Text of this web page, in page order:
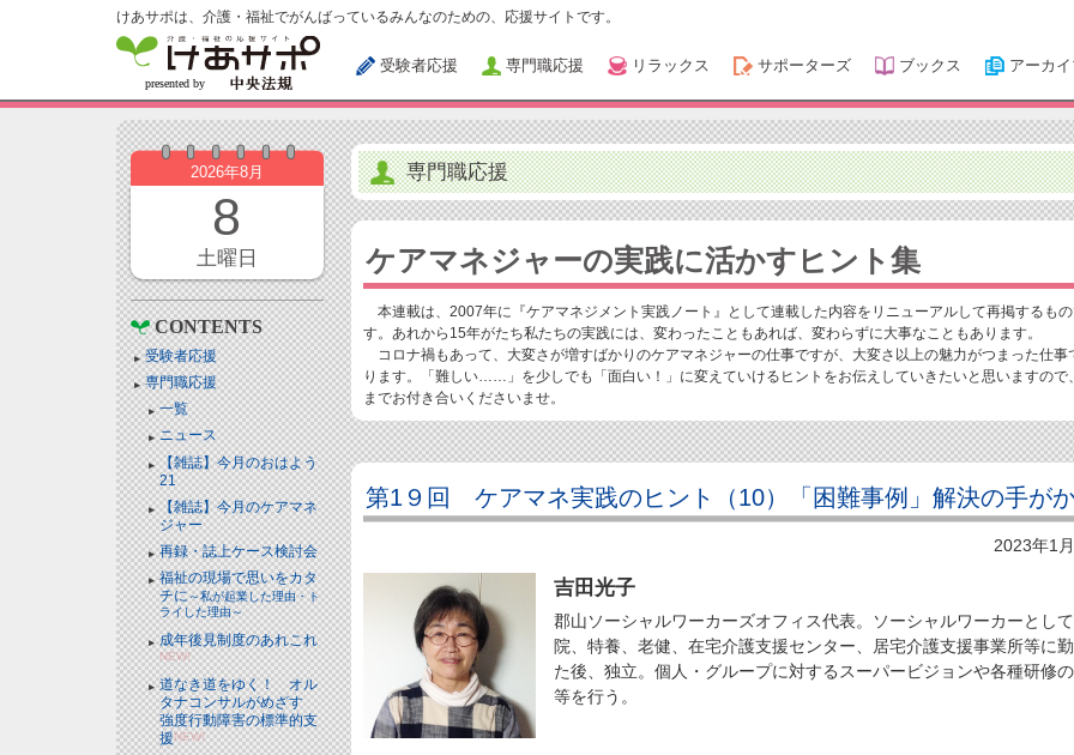
けあサポは、介護・福祉でがんばっているみんなのための、応援サイトです。
受験者応援 専門職応援 リラックス サポーターズ ブックス アーカ
2026年8月
8
土曜日
CONTENTS
受験者応援
専門職応援
一覧
ニュース
【雑誌】今月のおはよう
21
【雑誌】今月のケアマネ
ジャー
再録・誌上ケース検討会
福祉の現場で思いをカタ
チに～私が起業した理由・ト
ライした理由～
成年後見制度のあれこれ
NEW!
道なき道をゆく！ オル
タナコンサルがめざす
強度行動障害の標準的支
援NEW!
専門職応援
ケアマネジャーの実践に活かすヒント集
本連載は、2007年に『ケアマネジメント実践ノート』として連載した内容をリニューアルして再掲するも
す。あれから15年がたち私たちの実践には、変わったこともあれば、変わらずに大事なこともあります。
コロナ禍もあって、大変さが増すばかりのケアマネジャーの仕事ですが、大変さ以上の魅力がつまった仕事
ります。「難しい……」を少しでも「面白い！」に変えていけるヒントをお伝えしていきたいと思いますので
までお付き合いくださいませ。
第1９回 ケアマネ実践のヒント（10）「困難事例」解決の手が
2023年1
吉田光子
郡山ソーシャルワーカーズオフィス代表。ソーシャルワーカーとし
院、特養、老健、在宅介護支援センター、居宅介護支援事業所等に
た後、独立。個人・グループに対するスーパービジョンや各種研修
等を行う。